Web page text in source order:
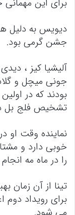
برای این
دیویس به دلیل
جشن گرمی بود.
آلیشیا کیز ،
جونی میچل و
بودند که در
تشخیص فلج بل
خوبی دارد و
را در ماه مه
تینا از آن زمان
برای رویداد دوم